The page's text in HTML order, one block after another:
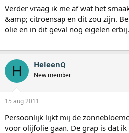
Verder vraag ik me af wat het
&amp; citroensap en dit zou zijn.
olie en in dit geval nog eigelen erbij.
H HeleenQ
New member
15 aug 2011
Persoonlijk lijkt mij de
voor olijfolie gaan. De grap is dat ik